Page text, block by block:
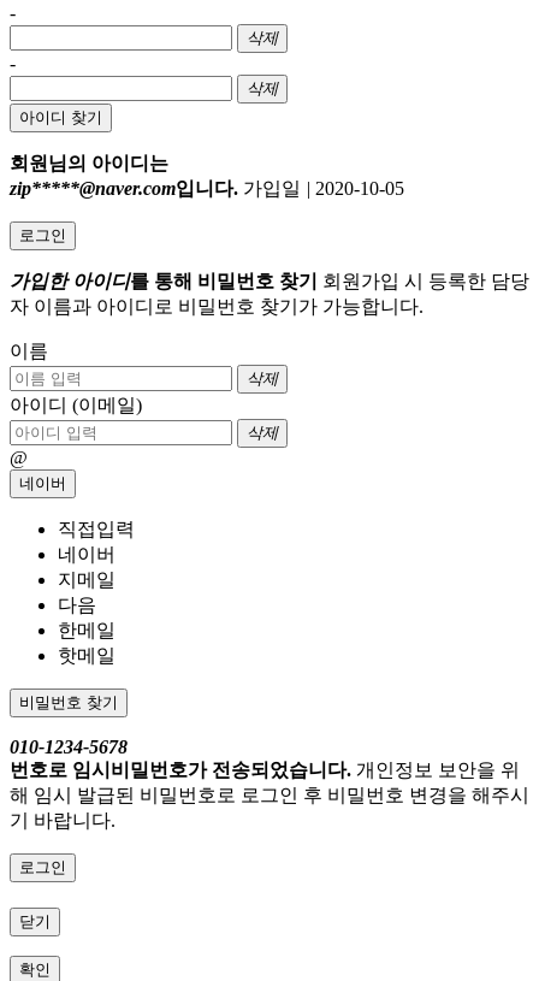
-
삭제
-
삭제
아이디 찾기
회원님의 아이디는
zip*****@naver.com입니다. 가입일 | 2020-10-05
로그인
가입한 아이디를 통해 비밀번호 찾기
회원가입 시 등록한 담당
자 이름과 아이디로 비밀번호 찾기가 가능합니다.
이름
삭제
아이디 (이메일)
삭제
@
네이버
직접입력
네이버
지메일
다음
한메일
핫메일
비밀번호 찾기
010-1234-5678
번호로 임시비밀번호가 전송되었습니다. 개인정보 보안을 위
해 임시 발급된 비밀번호로 로그인 후 비밀번호 변경을 해주시
기 바랍니다.
로그인
닫기
확인